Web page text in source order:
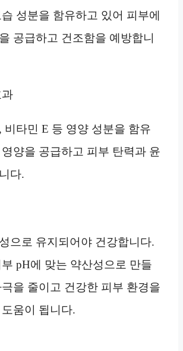
성분을 함유하고 있어 피부에
공급하고 건조함을 예방합니
비타민 E 등 영양 성분을 함유
양을 공급하고 피부 탄력과 윤
다.
으로 유지되어야 건강합니다.
pH에 맞는 약산성으로 만들
을 줄이고 건강한 피부 환경을
움이 됩니다.